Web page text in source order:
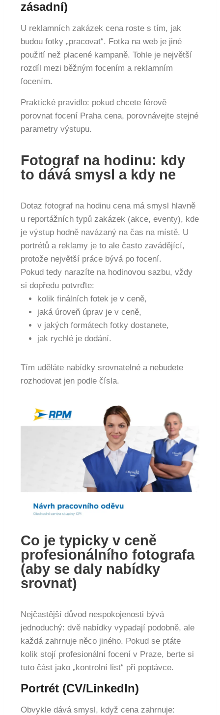
zásadní)
U reklamních zakázek cena roste s tím, jak
budou fotky „pracovat“. Fotka na web je jiné
použití než placené kampaně. Tohle je největší
rozdíl mezi běžným focením a reklamním
focením.
Praktické pravidlo: pokud chcete férově
porovnat focení Praha cena, porovnávejte stejné
parametry výstupu.
Fotograf na hodinu: kdy
to dává smysl a kdy ne
Dotaz fotograf na hodinu cena má smysl hlavně
u reportážních typů zakázek (akce, eventy), kde
je výstup hodně navázaný na čas na místě. U
portrétů a reklamy je to ale často zavádějící,
protože největší práce bývá po focení.
Pokud tedy narazíte na hodinovou sazbu, vždy
si dopředu potvrďte:
kolik finálních fotek je v ceně,
jaká úroveň úprav je v ceně,
v jakých formátech fotky dostanete,
jak rychlé je dodání.
Tím uděláte nabídky srovnatelné a nebudete
rozhodovat jen podle čísla.
Co je typicky v ceně
profesionálního fotografa
(aby se daly nabídky
srovnat)
Nejčastější důvod nespokojenosti bývá
jednoduchý: dvě nabídky vypadají podobně, ale
každá zahrnuje něco jiného. Pokud se ptáte
kolik stojí profesionální focení v Praze, berte si
tuto část jako „kontrolní list“ při poptávce.
Portrét (CV/LinkedIn)
Obvykle dává smysl, když cena zahrnuje: